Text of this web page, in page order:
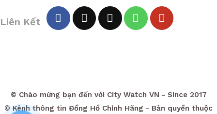
Liên Kết
© Chào mừng bạn đến với City Watch VN - Since 2017
© Kênh thông tin Đồng Hồ Chính Hãng - Bản quyền thuộc